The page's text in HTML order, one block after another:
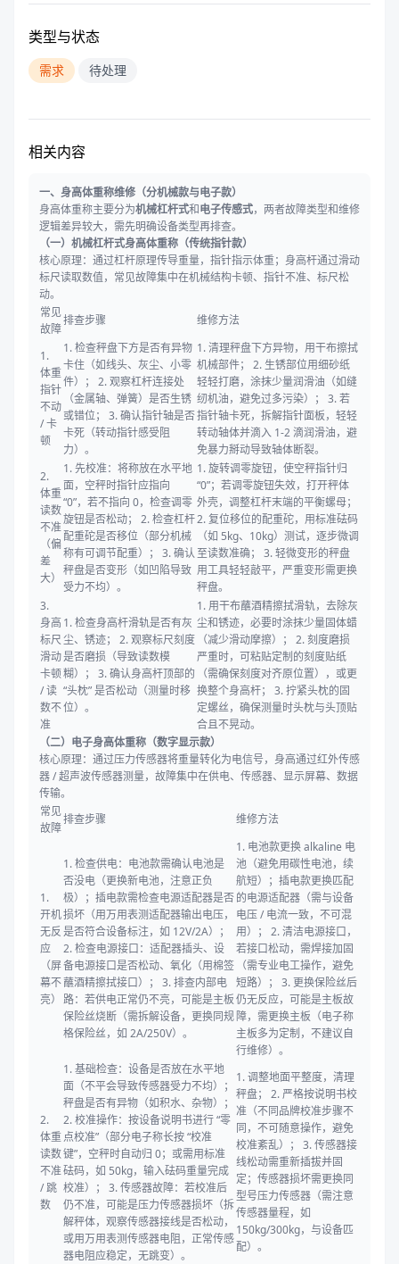
类型与状态
需求 待处理
相关内容
一、身高体重称维修（分机械款与电子款）
身高体重称主要分为机械杠杆式和电子传感式，两者故障类型和维修
逻辑差异较大，需先明确设备类型再排查。
（一）机械杠杆式身高体重称（传统指针款）
核心原理：通过杠杆原理传导重量，指针指示体重；身高杆通过滑动
标尺读取数值，常见故障集中在机械结构卡顿、指针不准、标尺松
动。
常见
故障
排查步骤 维修方法
1.
体重
指针
不动
/ 卡
顿
1. 检查秤盘下方是否有异物
卡住（如线头、灰尘、小零
件）； 2. 观察杠杆连接处
（金属轴、弹簧）是否生锈
或错位； 3. 确认指针轴是否
卡死（转动指针感受阻
力）。
1. 清理秤盘下方异物，用干布擦拭
机械部件； 2. 生锈部位用细砂纸
轻轻打磨，涂抹少量润滑油（如缝
纫机油，避免过多污染）； 3. 若
指针轴卡死，拆解指针面板，轻轻
转动轴体并滴入 1-2 滴润滑油，避
免暴力掰动导致轴体断裂。
2.
体重
读数
不准
（偏
差
大）
1. 先校准：将称放在水平地
面，空秤时指针应指向
“0”，若不指向 0，检查调零
旋钮是否松动； 2. 检查杠杆
配重砣是否移位（部分机械
称有可调节配重）； 3. 确认
秤盘是否变形（如凹陷导致
受力不均）。
1. 旋转调零旋钮，使空秤指针归
“0”；若调零旋钮失效，打开秤体
外壳，调整杠杆末端的平衡螺母；
2. 复位移位的配重砣，用标准砝码
（如 5kg、10kg）测试，逐步微调
至读数准确； 3. 轻微变形的秤盘
用工具轻轻敲平，严重变形需更换
秤盘。
3.
身高
标尺
滑动
卡顿
/ 读
数不
准
1. 检查身高杆滑轨是否有灰
尘、锈迹； 2. 观察标尺刻度
是否磨损（导致读数模
糊）； 3. 确认身高杆顶部的
“头枕” 是否松动（测量时移
位）。
1. 用干布蘸酒精擦拭滑轨，去除灰
尘和锈迹，必要时涂抹少量固体蜡
（减少滑动摩擦）； 2. 刻度磨损
严重时，可粘贴定制的刻度贴纸
（需确保刻度对齐原位置），或更
换整个身高杆； 3. 拧紧头枕的固
定螺丝，确保测量时头枕与头顶贴
合且不晃动。
（二）电子身高体重称（数字显示款）
核心原理：通过压力传感器将重量转化为电信号，身高通过红外传感
器 / 超声波传感器测量，故障集中在供电、传感器、显示屏幕、数据
传输。
常见
故障
排查步骤 维修方法
1.
开机
无反
应
（屏
幕不
亮）
1. 检查供电：电池款需确认电池是
否没电（更换新电池，注意正负
极）；插电款需检查电源适配器是否
损坏（用万用表测适配器输出电压，
是否符合设备标注，如 12V/2A）；
2. 检查电源接口：适配器插头、设
备电源接口是否松动、氧化（用棉签
蘸酒精擦拭接口）； 3. 排查内部电
路：若供电正常仍不亮，可能是主板
保险丝烧断（需拆解设备，更换同规
格保险丝，如 2A/250V）。
1. 电池款更换 alkaline 电
池（避免用碳性电池，续
航短）；插电款更换匹配
的电源适配器（需与设备
电压 / 电流一致，不可混
用）； 2. 清洁电源接口，
若接口松动，需焊接加固
（需专业电工操作，避免
短路）； 3. 更换保险丝后
仍无反应，可能是主板故
障，需更换主板（电子称
主板多为定制，不建议自
行维修）。
2.
体重
读数
不准
/ 跳
数
1. 基础检查：设备是否放在水平地
面（不平会导致传感器受力不均）；
秤盘是否有异物（如积水、杂物）；
2. 校准操作：按设备说明书进行 “零
点校准”（部分电子称长按 “校准
键”，空秤时自动归 0；或需用标准
砝码，如 50kg，输入砝码重量完成
校准）； 3. 传感器故障：若校准后
仍不准，可能是压力传感器损坏（拆
解秤体，观察传感器接线是否松动，
或用万用表测传感器电阻，正常传感
器电阻应稳定，无跳变）。
1. 调整地面平整度，清理
秤盘； 2. 严格按说明书校
准（不同品牌校准步骤不
同，不可随意操作，避免
校准紊乱）； 3. 传感器接
线松动需重新插拔并固
定；传感器损坏需更换同
型号压力传感器（需注意
传感器量程，如
150kg/300kg，与设备匹
配）。